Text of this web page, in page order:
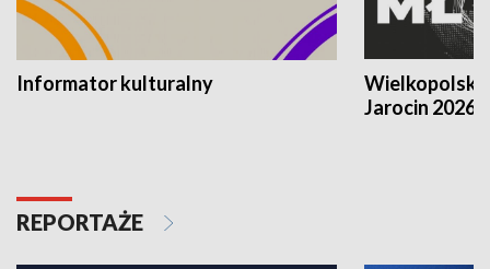
Informator kulturalny
Jarocin 2026
REPORTAŻE